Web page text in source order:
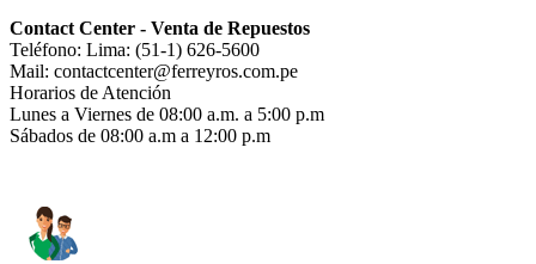
Contact Center - Venta de Repuestos
Teléfono: Lima: (51-1) 626-5600
Mail: contactcenter@ferreyros.com.pe
Horarios de Atención
Lunes a Viernes de 08:00 a.m. a 5:00 p.m
Sábados de 08:00 a.m a 12:00 p.m